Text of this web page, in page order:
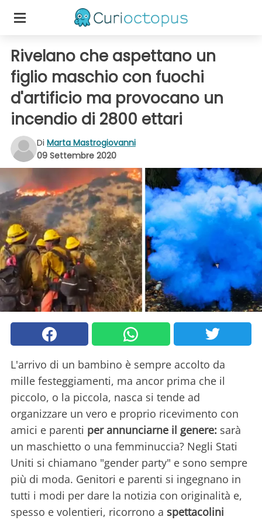
Rivelano che aspettano un
figlio maschio con fuochi
d'artificio ma provocano un
incendio di 2800 ettari
Di Marta Mastrogiovanni
09 Settembre 2020
L'arrivo di un bambino è sempre accolto da
mille festeggiamenti, ma ancor prima che il
piccolo, o la piccola, nasca si tende ad
organizzare un vero e proprio ricevimento con
amici e parenti per annunciarne il genere: sarà
un maschietto o una femminuccia? Negli Stati
Uniti si chiamano "gender party" e sono sempre
più di moda. Genitori e parenti si ingegnano in
tutti i modi per dare la notizia con originalità e,
spesso e volentieri, ricorrono a spettacolini